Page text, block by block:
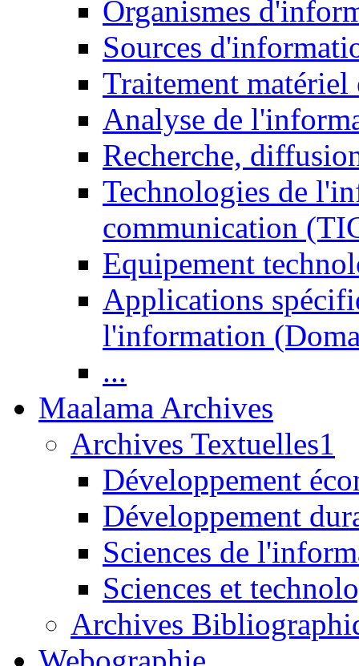
Organismes
Sources
Traitement matériel
Analyse de
Recherche,
Technologies de
communication
Equipement
Applications
l'information
...
Maalama Archives
Archives Textuelles1
Développement
Développement
Sciences de
Sciences et
Archives